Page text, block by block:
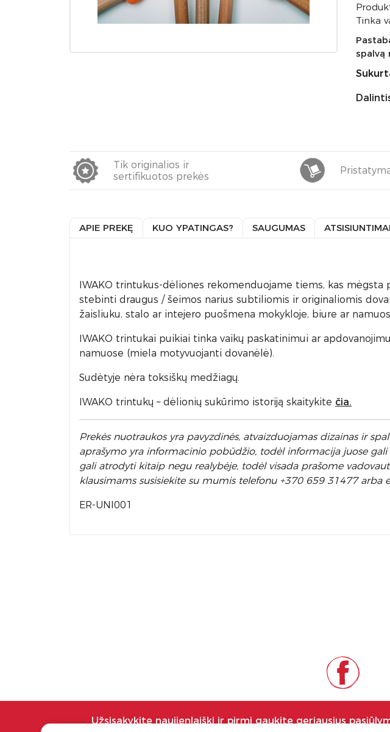
Tinka
spalvą
Tik originalios ir
sertifikuotos prekės
APIE PREKĘ KUO YPATINGAS? SAUGUMAS ATSISIUNTIMAI
IWAKO trintukus-dėliones rekomenduojame tiems, kas mėgsta
stebinti draugus / šeimos narius subtiliomis ir originaliomis
žaisliuku, stalo ar intejero puošmena mokykloje, biure ar
IWAKO trintukai puikiai tinka vaikų paskatinimui ar
namuose (miela motyvuojanti dovanėlė).
Sudėtyje nėra toksiškų medžiagų.
IWAKO trintukų – dėlionių sukūrimo istoriją skaitykite čia.
Prekės nuotraukos yra pavyzdinės, atvaizduojamas dizainas ir
aprašymo yra informacinio pobūdžio, todėl informacija juose
gali atrodyti kitaip negu realybėje, todėl visada prašome
klausimams susisiekite su mumis telefonu +370 659 31477 arba
ER-UNI001
Užsisakykite naujienlaiškį ir pirmi gaukite geriausius